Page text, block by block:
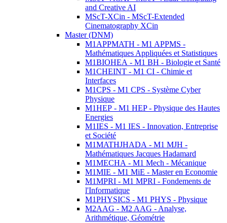
and Creative AI
MScT-XCin - MScT-Extended
Cinematography XCin
Master (DNM)
M1APPMATH - M1 APPMS -
Mathématiques Appliquées et Statistiques
M1BIOHEA - M1 BH - Biologie et Santé
M1CHEINT - M1 CI - Chimie et
Interfaces
M1CPS - M1 CPS - Système Cyber
Physique
M1HEP - M1 HEP - Physique des Hautes
Energies
M1IES - M1 IES - Innovation, Entreprise
et Société
M1MATHJHADA - M1 MJH -
Mathématiques Jacques Hadamard
M1MECHA - M1 Mech - Mécanique
M1MIE - M1 MiE - Master en Economie
M1MPRI - M1 MPRI - Fondements de
l'Informatique
M1PHYSICS - M1 PHYS - Physique
M2AAG - M2 AAG - Analyse,
Arithmétique, Géométrie